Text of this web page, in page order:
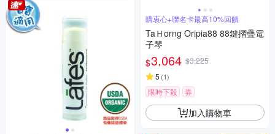
購衷心+聯名卡最高10%回饋
TaＨorng Oripia88 88鍵摺疊電
子琴
$3,064 $3,225
5 (1)
限時下殺 券
加入購物車